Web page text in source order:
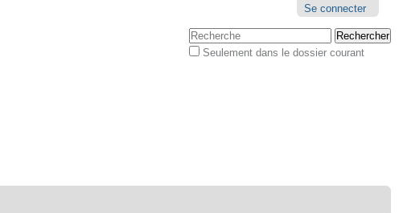
personnels
Se connecter
Chercher par
Seulement dans le dossier courant